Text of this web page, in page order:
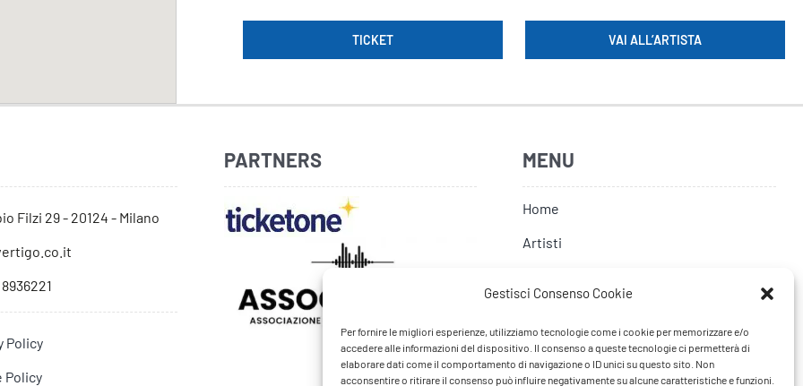
Gestisci Consenso Cookie
Per fornire le migliori esperienze, utilizziamo tecnologie come i cookie per memorizzare e/o
accedere alle informazioni del dispositivo. Il consenso a queste tecnologie ci permetterà di
elaborare dati come il comportamento di navigazione o ID unici su questo sito. Non
acconsentire o ritirare il consenso può influire negativamente su alcune caratteristiche e funzioni.
TICKET VAI ALL’ARTISTA
Filzi 29 - 20124 - Milano
Policy
Policy
PARTNERS MENU
Home
Artisti
FAQ
Contatti